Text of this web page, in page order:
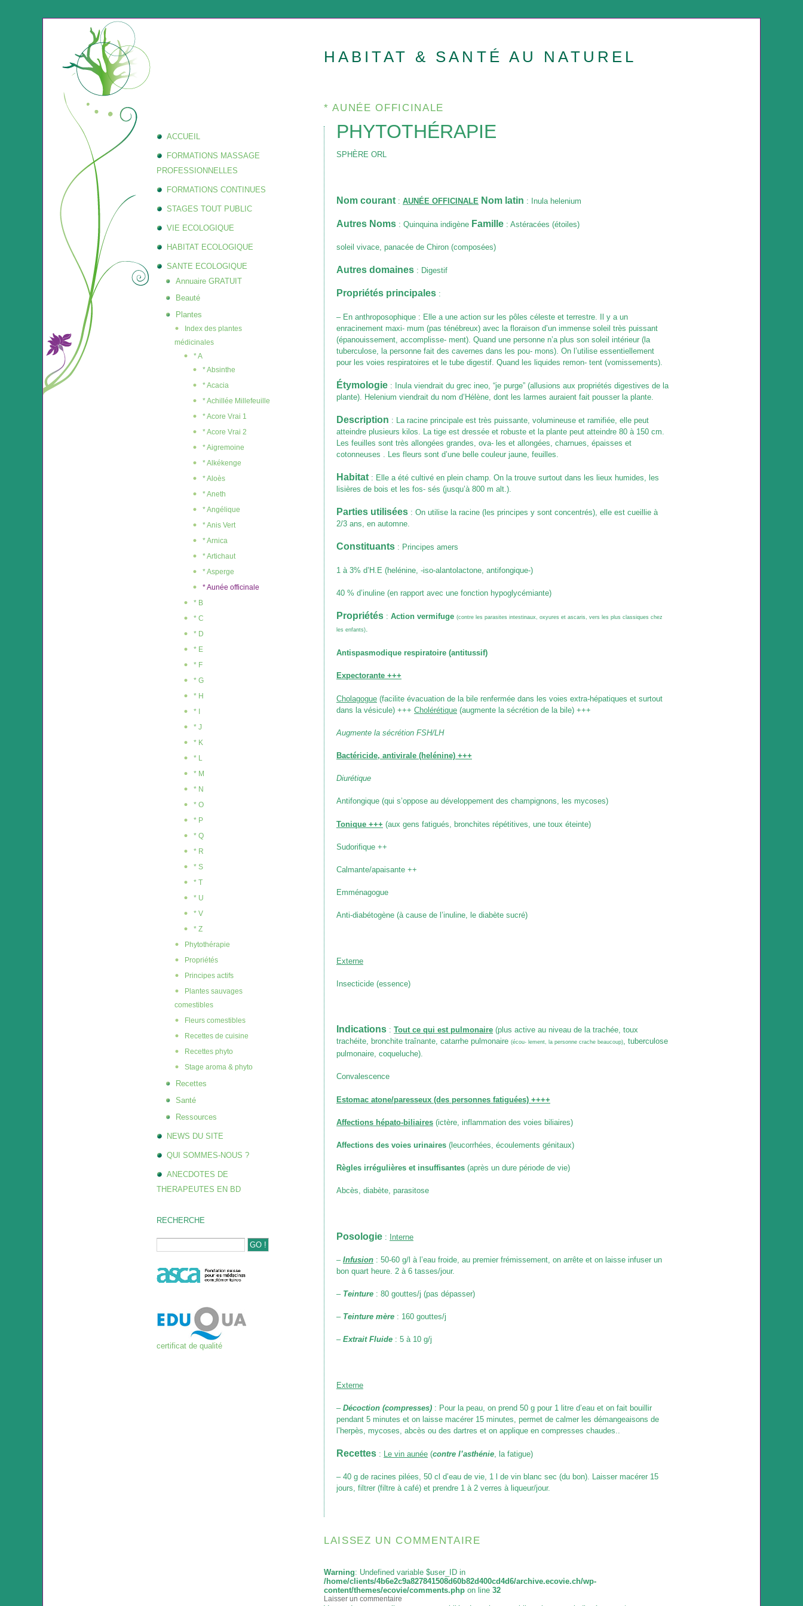
HABITAT & SANTÉ AU NATUREL
ACCUEIL
FORMATIONS MASSAGE
PROFESSIONNELLES
FORMATIONS CONTINUES
STAGES TOUT PUBLIC
VIE ECOLOGIQUE
HABITAT ECOLOGIQUE
SANTE ECOLOGIQUE
Annuaire GRATUIT
Beauté
Plantes
Index des plantes
médicinales
* A
* Absinthe
* Acacia
* Achillée Millefeuille
* Acore Vrai 1
* Acore Vrai 2
* Aigremoine
* Alkékenge
* Aloès
* Aneth
* Angélique
* Anis Vert
* Arnica
* Artichaut
* Asperge
* Aunée officinale
* B
* C
* D
* E
* F
* G
* H
* I
* J
* K
* L
* M
* N
* O
* P
* Q
* R
* S
* T
* U
* V
* Z
Phytothérapie
Propriétés
Principes actifs
Plantes sauvages
comestibles
Fleurs comestibles
Recettes de cuisine
Recettes phyto
Stage aroma & phyto
Recettes
Santé
Ressources
NEWS DU SITE
QUI SOMMES-NOUS ?
ANECDOTES DE
THERAPEUTES EN BD
RECHERCHE
certificat de qualité
* AUNÉE OFFICINALE
PHYTOTHÉRAPIE
SPHÈRE ORL
Nom courant : AUNÉE OFFICINALE Nom latin : Inula helenium
Autres Noms : Quinquina indigène Famille : Astéracées (étoiles)
soleil vivace, panacée de Chiron (composées)
Autres domaines : Digestif
Propriétés principales :
– En anthroposophique : Elle a une action sur les pôles céleste et terrestre. Il y a un
enracinement maxi- mum (pas ténébreux) avec la floraison d’un immense soleil très puissant
(épanouissement, accomplisse- ment). Quand une personne n’a plus son soleil intérieur (la
tuberculose, la personne fait des cavernes dans les pou- mons) . On l’utilise essentiellement
pour les voies respiratoires et le tube digestif. Quand les liquides remon- tent (vomissements)
Étymologie : Inula viendrait du grec ineo, “je purge” (allusions aux propriétés digestives de la
plante). Helenium viendrait du nom d’Hélène, dont les larmes auraient fait pousser la plante.
Description : La racine principale est très puissante, volumineuse et ramifiée, elle peut
atteindre plusieurs kilos. La tige est dressée et robuste et la plante peut atteindre 80 à 150 cm.
Les feuilles sont très allongées grandes, ova- les et allongées, charnues, épaisses et
cotonneuses . Les fleurs sont d’une belle couleur jaune, feuilles.
Habitat : Elle a été cultivé en plein champ. On la trouve surtout dans les lieux humides, les
lisières de bois et les fos- sés (jusqu’à 800 m alt.).
Parties utilisées : On utilise la racine (les principes y sont concentrés), elle est cueillie à
2/3 ans, en automne.
Constituants : Principes amers
1 à 3% d’H.E (helénine, -iso-alantolactone, antifongique-)
40 % d’inuline (en rapport avec une fonction hypoglycémiante)
Propriétés : Action vermifuge (contre les parasites intestinaux, oxyures et ascaris, vers les plus classiques chez
les enfants).
Antispasmodique respiratoire (antitussif)
Expectorante +++
Cholagogue (facilite évacuation de la bile renfermée dans les voies extra-hépatiques et surtout
dans la vésicule) +++ Cholérétique (augmente la sécrétion de la bile) +++
Augmente la sécrétion FSH/LH
Bactéricide, antivirale (helénine) +++
Diurétique
Antifongique (qui s’oppose au développement des champignons, les mycoses)
Tonique +++ (aux gens fatigués, bronchites répétitives, une toux éteinte)
Sudorifique ++
Calmante/apaisante ++
Emménagogue
Anti-diabétogène (à cause de l’inuline, le diabète sucré)
Externe
Insecticide (essence)
Indications : Tout ce qui est pulmonaire (plus active au niveau de la trachée, toux
trachéite, bronchite traînante, catarrhe pulmonaire (écou- lement, la personne crache beaucoup), tuberculose
pulmonaire, coqueluche).
Convalescence
Estomac atone/paresseux (des personnes fatiguées) ++++
Affections hépato-biliaires (ictère, inflammation des voies biliaires)
Affections des voies urinaires (leucorrhées, écoulements génitaux)
Règles irrégulières et insuffisantes (après un dure période de vie)
Abcès, diabète, parasitose
Posologie : Interne
– Infusion : 50-60 g/l à l’eau froide, au premier frémissement, on arrête et on laisse infuser un
bon quart heure. 2 à 6 tasses/jour.
– Teinture : 80 gouttes/j (pas dépasser)
– Teinture mère : 160 gouttes/j
– Extrait Fluide : 5 à 10 g/j
Externe
– Décoction (compresses) : Pour la peau, on prend 50 g pour 1 litre d’eau et on fait bouillir
pendant 5 minutes et on laisse macérer 15 minutes, permet de calmer les démangeaisons de
l’herpès, mycoses, abcès ou des dartres et on applique en compresses chaudes..
Recettes : Le vin aunée (contre l’asthénie, la fatigue)
– 40 g de racines pilées, 50 cl d’eau de vie, 1 l de vin blanc sec (du bon). Laisser macérer 15
jours, filtrer (filtre à café) et prendre 1 à 2 verres à liqueur/jour.
LAISSEZ UN COMMENTAIRE
Warning: Undefined variable $user_ID in
/home/clients/4b6e2c9a827841508d60b82d400cd4d6/archive.ecovie.ch/wp-
content/themes/ecovie/comments.php on line 32
Laisser un commentaire